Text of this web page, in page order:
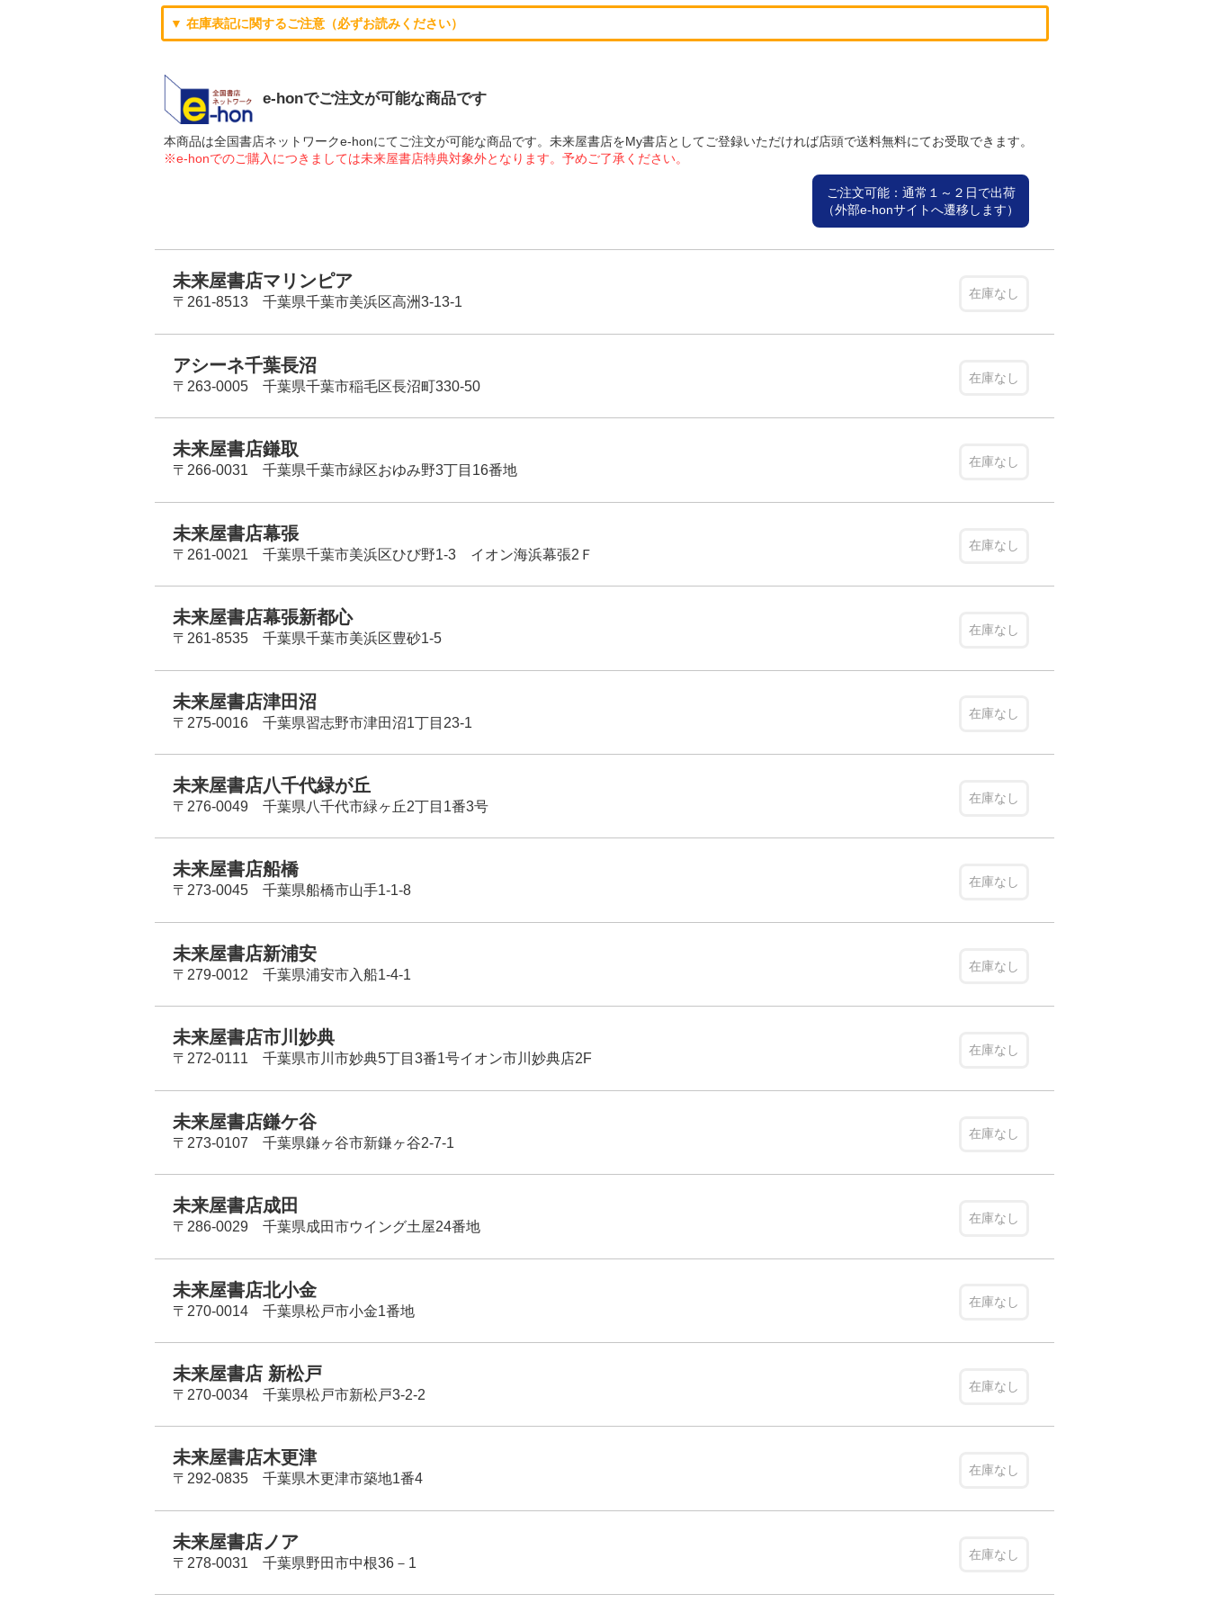
▼ 在庫表記に関するご注意（必ずお読みください）
e-honでご注文が可能な商品です
本商品は全国書店ネットワークe-honにてご注文が可能な商品です。未来屋書店をMy書店としてご登録いただければ店頭で送料無料にてお受取できます。
※e-honでのご購入につきましては未来屋書店特典対象外となります。予めご了承ください。
ご注文可能：通常１～２日で出荷
（外部e-honサイトへ遷移します）
未来屋書店マリンピア
〒261-8513 千葉県千葉市美浜区高洲3-13-1
在庫なし
アシーネ千葉長沼
〒263-0005 千葉県千葉市稲毛区長沼町330-50
在庫なし
未来屋書店鎌取
〒266-0031 千葉県千葉市緑区おゆみ野3丁目16番地
在庫なし
未来屋書店幕張
〒261-0021 千葉県千葉市美浜区ひび野1-3 イオン海浜幕張2Ｆ
在庫なし
未来屋書店幕張新都心
〒261-8535 千葉県千葉市美浜区豊砂1-5
在庫なし
未来屋書店津田沼
〒275-0016 千葉県習志野市津田沼1丁目23-1
在庫なし
未来屋書店八千代緑が丘
〒276-0049 千葉県八千代市緑ヶ丘2丁目1番3号
在庫なし
未来屋書店船橋
〒273-0045 千葉県船橋市山手1-1-8
在庫なし
未来屋書店新浦安
〒279-0012 千葉県浦安市入船1-4-1
在庫なし
未来屋書店市川妙典
〒272-0111 千葉県市川市妙典5丁目3番1号イオン市川妙典店2F
在庫なし
未来屋書店鎌ケ谷
〒273-0107 千葉県鎌ヶ谷市新鎌ヶ谷2-7-1
在庫なし
未来屋書店成田
〒286-0029 千葉県成田市ウイング土屋24番地
在庫なし
未来屋書店北小金
〒270-0014 千葉県松戸市小金1番地
在庫なし
未来屋書店 新松戸
〒270-0034 千葉県松戸市新松戸3-2-2
在庫なし
未来屋書店木更津
〒292-0835 千葉県木更津市築地1番4
在庫なし
未来屋書店ノア
〒278-0031 千葉県野田市中根36－1
在庫なし